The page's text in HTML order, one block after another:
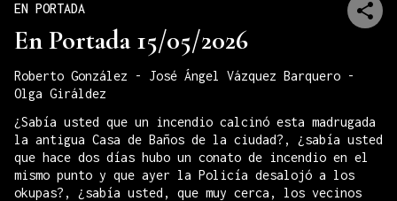
EN PORTADA
En Portada 15/05/2026
Roberto González - José Ángel Vázquez Barquero -
Olga Giráldez
¿Sabía usted que un incendio calcinó esta madrugada
la antigua Casa de Baños de la ciudad?, ¿sabía usted
que hace dos días hubo un conato de incendio en el
mismo punto y que ayer la Policía desalojó a los
okupas?, ¿sabía usted, que muy cerca, los vecinos